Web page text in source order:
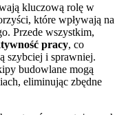
kluczową rolę w
które wpływają na
Przede wszystkim,
pracy, co
szybciej i sprawniej.
budowlane mogą
eliminując zbędne